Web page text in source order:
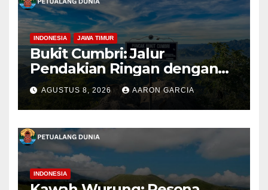
INDONESIA JAWA TIMUR
Bukit Cumbri: Jalur
Pendakian Ringan dengan
Panorama Perbukitan
AGUSTUS 8, 2026 AARON GARCIA
INDONESIA